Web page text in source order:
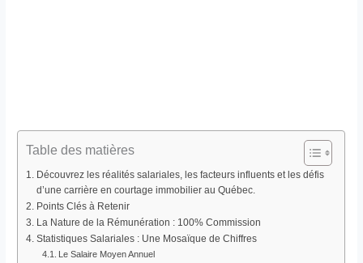
Table des matières
Découvrez les réalités salariales, les facteurs influents et les défis
d’une carrière en courtage immobilier au Québec.
Points Clés à Retenir
La Nature de la Rémunération : 100% Commission
Statistiques Salariales : Une Mosaïque de Chiffres
Le Salaire Moyen Annuel